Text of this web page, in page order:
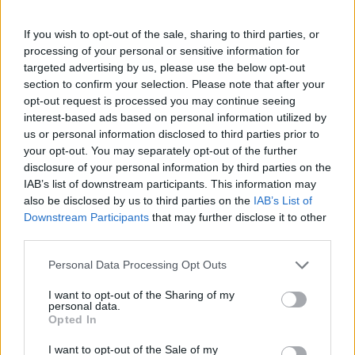
If you wish to opt-out of the sale, sharing to third parties, or
processing of your personal or sensitive information for
targeted advertising by us, please use the below opt-out
section to confirm your selection. Please note that after your
opt-out request is processed you may continue seeing
interest-based ads based on personal information utilized by
us or personal information disclosed to third parties prior to
your opt-out. You may separately opt-out of the further
disclosure of your personal information by third parties on the
IAB’s list of downstream participants. This information may
also be disclosed by us to third parties on the IAB’s List of
Downstream Participants that may further disclose it to other
Personal Data Processing Opt Outs
I want to opt-out of the Sharing of my
personal data.
Opted In
I want to opt-out of the Sale of my
5/3: Astra 4A (4,8E): European Racing Channel
Na freq. 11747/V (SR 30000, FEC 3/4, DVB-S2/8PSK) byla stanice
RACING CHANNEL zakódována systémem CryptoGuard
5/3: Türksat 3A (42E): Kadirga TV Trabzon
Na freq. 12685/V (SR 30000, FEC 2/3, DVB-S2/8PSK) obnovila vysílání
KADIRGA TV TRABZON
5/3: Türksat 4A (42E): Bizim Yuzyil HD
Na freq. 11836/V skončil program BIZIM YUZYIL HD
5/3: Eutelsat 9B (9E): TVRI World HD
Na freq. 11977/H (SR 27500, FEC 2/3, DVB-S2/8PSK) byla stanice TVRI
překlopena do HD
4/3: Astra 2F (28,2E): Chart Show Retro
3/3: ABS 2A (74,7E): Kinomult
Na freq. 10985/H (SR 35007, FEC 3/4, DVB-S2/8PSK) byla stanice
zakódována systémem Irdeto
3/3: Express 80 (80E): Rossija 1